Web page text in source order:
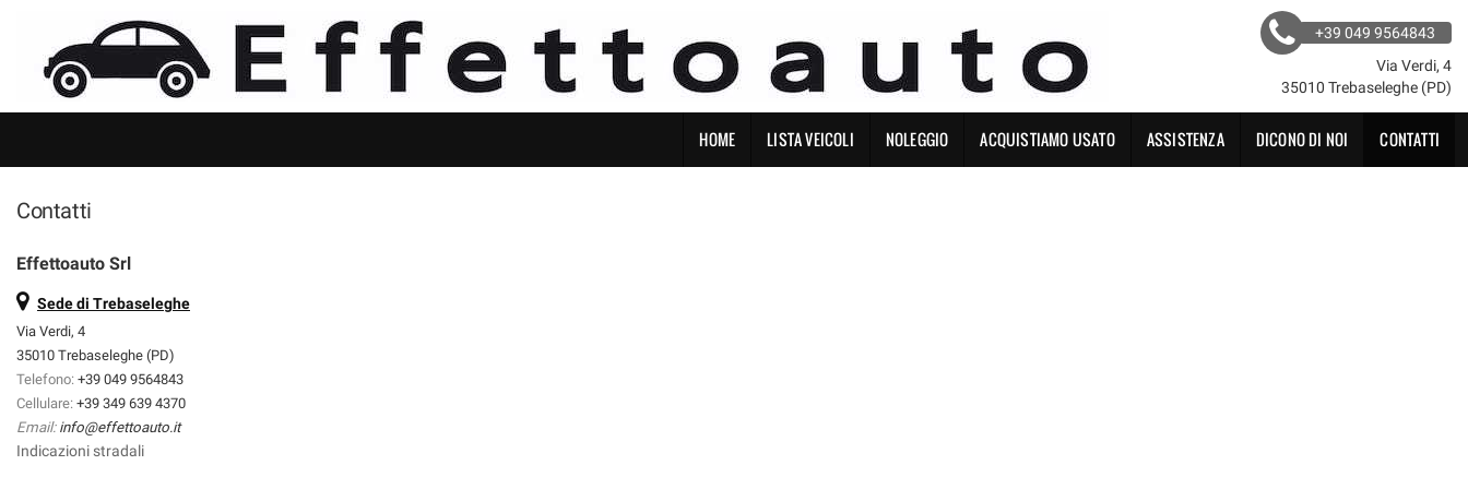
LISTA VEICOLI
ACQUISTIAMO USATO
ASSISTENZA
DICONO DI NOI
CONTATTI
+39 049 9564843
Via Verdi, 4
35010 Trebaseleghe (PD)
HOME LISTA VEICOLI NOLEGGIO ACQUISTIAMO USATO ASSISTENZA DICONO DI NOI CONTATTI
Contatti
Effettoauto Srl
Sede di Trebaseleghe
Via Verdi, 4
35010 Trebaseleghe (PD)
Telefono: +39 049 9564843
Cellulare: +39 349 639 4370
Email: info@effettoauto.it
Indicazioni stradali
tue
preferenze
Il
pannello
consente
esprimere
preferenze
di
consenso
alle
tecnologie